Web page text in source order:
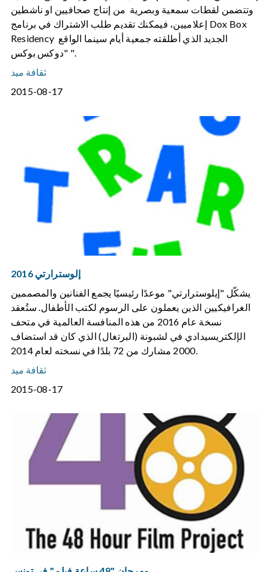
وتتضمن لقطات سمعية وبصرية من إنتاج صحافيين او ناشطين
إعلاميين، فيمكنك تقديم طلب الاشتراك في برنامج Dox Box
Residency الجديد الذي أطلقته جمعية أيام سينما الواقع
"دوكس بوكس ".
ثقافة ميد
2015-08-17
إلوسترارتي 2016
يشكّل "إيلوسترارتي" موعدًا رئيسيًا يجمع الفنانين والمصممين
الغرافيكيين الذين يعملون على الرسوم لكتب الأطفال. ستُعقد
نسخة عام 2016 من هذه المنافسة العالمية في متحف
الإلكتريسيدادي في لشبونة (البرتغال) الذي كان قد استضاف
2000 مشارك من 72 بلدًا في نسخته لعام 2014.
ثقافة ميد
2015-08-17